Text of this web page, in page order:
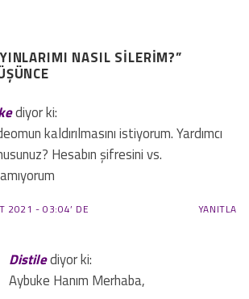
NASIL SILERIM?”
diyor ki:
kaldırılmasını istiyorum. Yardımcı
Hesabın şifresini vs.
2021 - 03:04’ DE YANITLA
Distilediyor ki:
Aybuke Hanım Merhaba,